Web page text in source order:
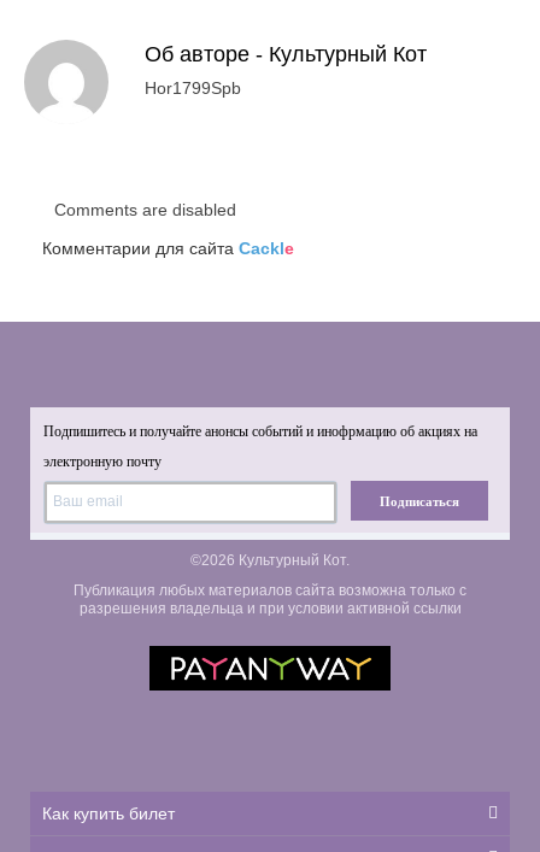
Об авторе - Культурный Кот
Hor1799Spb
Comments are disabled
Комментарии для сайта Cackle
Подпишитесь и получайте анонсы событий и инофрмацию об акциях на
электронную почту
Подписаться
©2026 Культурный Кот.
Публикация любых материалов сайта возможна только с
разрешения владельца и при условии активной ссылки
Как купить билет